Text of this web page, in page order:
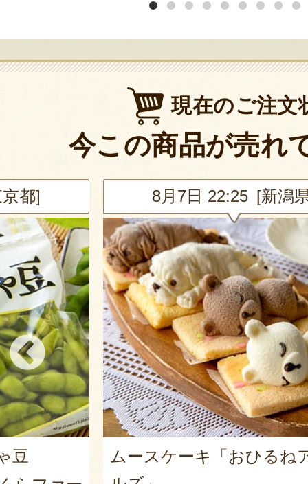
現在のご注文
今この商品が売れ
県]
アニマ
8月7日 21:25 [神奈川
山形県産 尾花沢スイカ 大